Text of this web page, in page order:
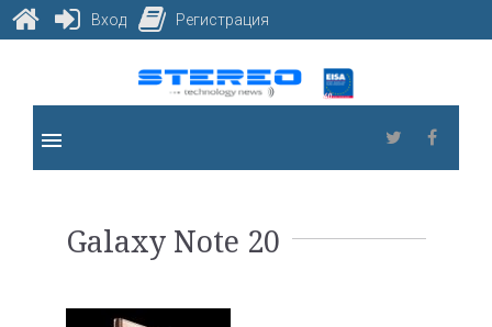
content
Twitter
menu
Galaxy
Galaxy Note 20
Вход Регистрация